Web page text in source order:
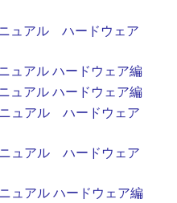
ュアル ハードウェア
ュアル ハードウェア編
ュアル ハードウェア編
ュアル ハードウェア
ュアル ハードウェア
ュアル ハードウェア編